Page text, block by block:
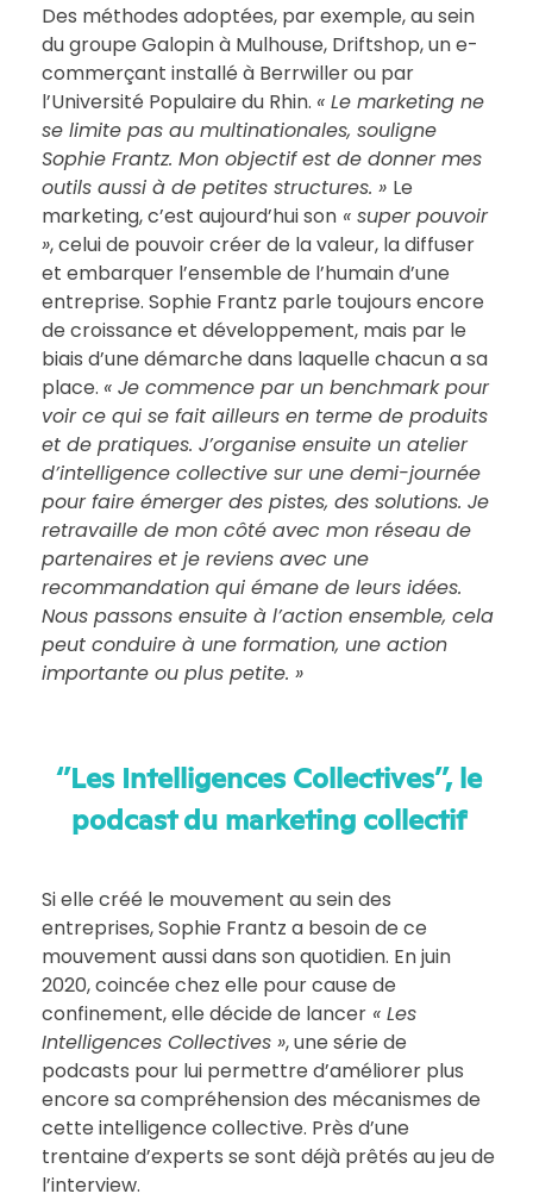
Des méthodes adoptées, par exemple, au sein
du groupe Galopin à Mulhouse, Driftshop, un e-
commerçant installé à Berrwiller ou par
l’Université Populaire du Rhin. « Le marketing ne
se limite pas au multinationales, souligne
Sophie Frantz. Mon objectif est de donner mes
outils aussi à de petites structures. » Le
marketing, c’est aujourd’hui son « super pouvoir
», celui de pouvoir créer de la valeur, la diffuser
et embarquer l’ensemble de l’humain d’une
entreprise. Sophie Frantz parle toujours encore
de croissance et développement, mais par le
biais d’une démarche dans laquelle chacun a sa
place. « Je commence par un benchmark pour
voir ce qui se fait ailleurs en terme de produits
et de pratiques. J’organise ensuite un atelier
d’intelligence collective sur une demi-journée
pour faire émerger des pistes, des solutions. Je
retravaille de mon côté avec mon réseau de
partenaires et je reviens avec une
recommandation qui émane de leurs idées.
Nous passons ensuite à l’action ensemble, cela
peut conduire à une formation, une action
importante ou plus petite. »
‘’Les Intelligences Collectives’’, le
podcast du marketing collectif
Si elle créé le mouvement au sein des
entreprises, Sophie Frantz a besoin de ce
mouvement aussi dans son quotidien. En juin
2020, coincée chez elle pour cause de
confinement, elle décide de lancer « Les
Intelligences Collectives », une série de
podcasts pour lui permettre d’améliorer plus
encore sa compréhension des mécanismes de
cette intelligence collective. Près d’une
trentaine d’experts se sont déjà prêtés au jeu de
l’interview.